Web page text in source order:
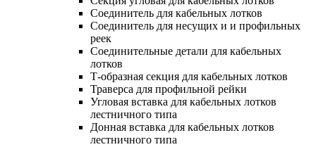
Соединитель для кабельных лотков
Соединитель для несущих и и профильных
реек
Соединительные детали для кабельных
лотков
Т-образная секция для кабельных лотков
Траверса для профильной рейки
Угловая вставка для кабельных лотков
лестничного типа
Донная вставка для кабельных лотков
лестничного типа